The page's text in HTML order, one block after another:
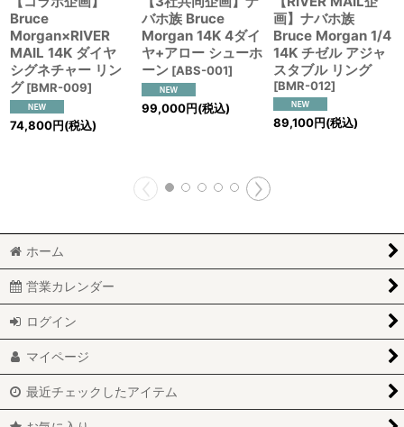
Bruce
Morgan×RIVER
MAIL 14K ダイヤ
シグネチャー リン
グ [BMR-009]
74,800円(税込)
バホ族 Bruce
Morgan 14K 4ダイ
ヤ+アロー シューホ
ーン [ABS-001]
99,000円(税込)
画】ナバホ族
Bruce Morgan 1/4
14K チゼル アジャ
スタブル リング
[BMR-012]
89,100円(税込)
ホーム
営業カレンダー
ログイン
マイページ
最近チェックしたアイテム